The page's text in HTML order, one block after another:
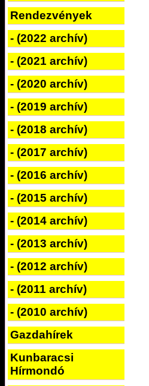
Rendezvények
- (2022 archív)
- (2021 archív)
- (2020 archív)
- (2019 archív)
- (2018 archív)
- (2017 archív)
- (2016 archív)
- (2015 archív)
- (2014 archív)
- (2013 archív)
- (2012 archív)
- (2011 archív)
- (2010 archív)
Gazdahírek
Kunbaracsi
Hírmondó